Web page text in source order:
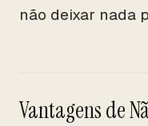
não deixar nada
Vantagens de